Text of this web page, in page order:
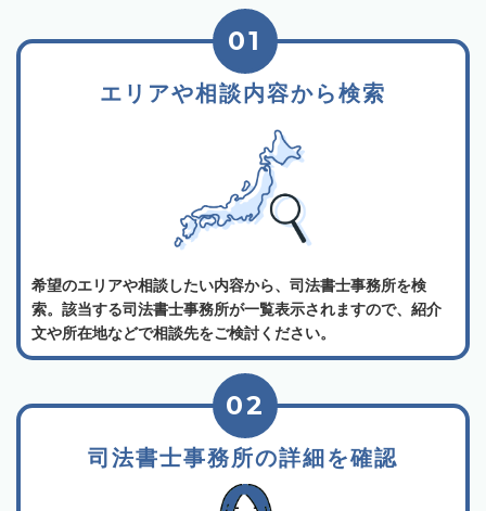
エリアや相談内容から検索
01
希望のエリアや相談したい内容から、司法書士事務所を検
索。該当する司法書士事務所が一覧表示されますので、紹介
文や所在地などで相談先をご検討ください。
司法書士事務所の詳細を確認
02